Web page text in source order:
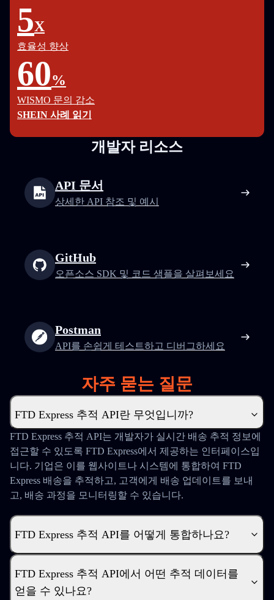
5X
효율성 향상
60%
WISMO 문의 감소
SHEIN 사례 읽기
개발자 리소스
API 문서
상세한 API 참조 및 예시
GitHub
오픈소스 SDK 및 코드 샘플을 살펴보세요
Postman
API를 손쉽게 테스트하고 디버그하세요
자주 묻는 질문
FTD Express 추적 API란 무엇입니까?
FTD Express 추적 API는 개발자가 실시간 배송 추적 정보에
접근할 수 있도록 FTD Express에서 제공하는 인터페이스입
니다. 기업은 이를 웹사이트나 시스템에 통합하여 FTD
Express 배송을 추적하고, 고객에게 배송 업데이트를 보내
고, 배송 과정을 모니터링할 수 있습니다.
FTD Express 추적 API를 어떻게 통합하나요?
FTD Express 추적 API에서 어떤 추적 데이터를
얻을 수 있나요?